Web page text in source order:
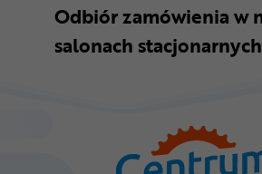
Odbiór zamówienia w
salonach stacjonarnych